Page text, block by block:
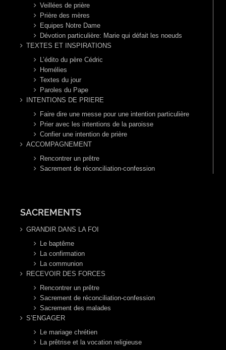
Veillées de prière
Prière des mères
Equipes Notre Dame
Dévotion particulière: Marie qui défait les noeuds
TEXTES ET INSPIRATIONS
L’édito du père Cédric
Homélies
Textes du jour
Paroles du Pape
INTENTIONS DE PRIERE
Faire dire une messe pour une intention particulière
Prier avec les intentions de la paroisse
Confier une intention de prière
ACCOMPAGNEMENT
Rencontrer un prêtre
Sacrement de réconciliation-confession
SACREMENTS
GRANDIR DANS LA FOI
Le baptême
La confirmation
La communion
RECEVOIR DES FORCES
Rencontrer un prêtre
Sacrement de réconciliation-confession
Sacrement des malades
S’ENGAGER
Le mariage chrétien
La prêtrise et la vocation religieuse